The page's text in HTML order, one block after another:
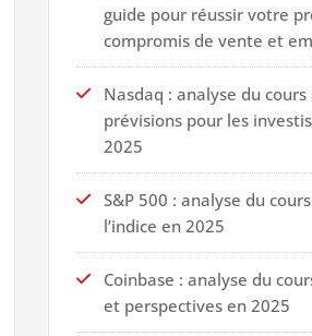
guide pour réussir votre
compromis de vente et
Nasdaq : analyse du cours
prévisions pour les
2025
S&P 500 : analyse du
l’indice en 2025
Coinbase : analyse du
et perspectives en 2025